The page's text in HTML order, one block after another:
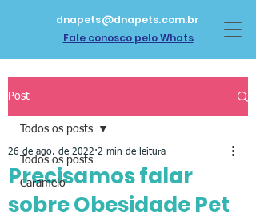
dnapets@dnapets.com.br
Fale conosco pelo Whats
Post
Todos os posts
Caramelo
Todos os posts
Precisamos falar
sobre Obesidade Pet
26 de ago. de 2022 2 min de leitura